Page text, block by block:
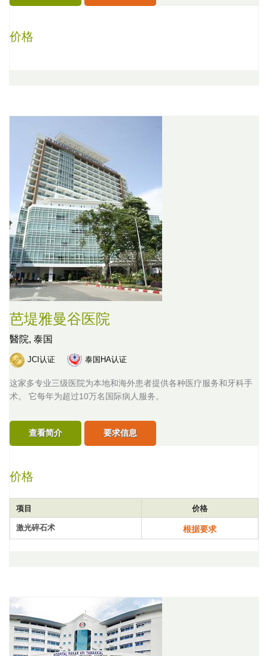
价格
芭堤雅曼谷医院
醫院, 泰国
JCI认证 泰国HA认证
这家多专业三级医院为本地和海外患者提供各种医疗服务和牙科手
术。 它每年为超过10万名国际病人服务。
查看简介 要求信息
价格
项目 价格
激光碎石术 根据要求